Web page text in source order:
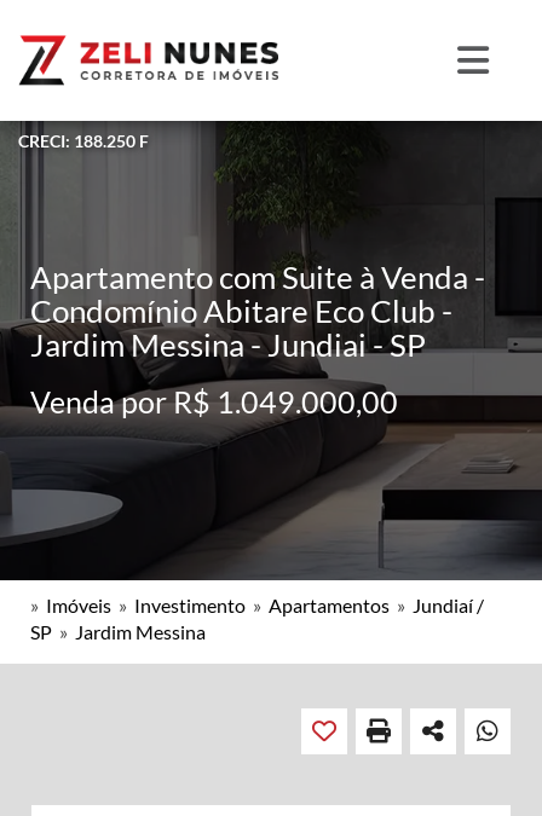
CRECI: 188.250 F
Apartamento com Suite à Venda -
Condomínio Abitare Eco Club -
Jardim Messina - Jundiai - SP
Venda por R$ 1.049.000,00
» Imóveis » Investimento » Apartamentos » Jundiaí /
SP » Jardim Messina